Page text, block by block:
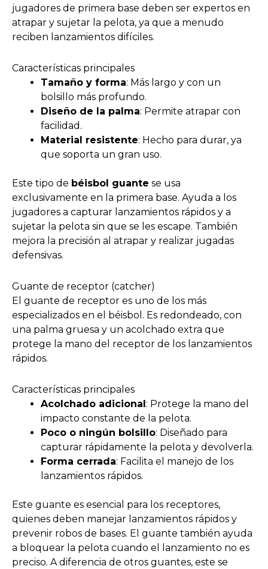
jugadores de primera base deben ser expertos en
atrapar y sujetar la pelota, ya que a menudo
reciben lanzamientos difíciles.
Características principales
Tamaño y forma: Más largo y con un
bolsillo más profundo.
Diseño de la palma: Permite atrapar con
facilidad.
Material resistente: Hecho para durar, ya
que soporta un gran uso.
Este tipo de béisbol guante se usa
exclusivamente en la primera base. Ayuda a los
jugadores a capturar lanzamientos rápidos y a
sujetar la pelota sin que se les escape. También
mejora la precisión al atrapar y realizar jugadas
defensivas.
Guante de receptor (catcher)
El guante de receptor es uno de los más
especializados en el béisbol. Es redondeado, con
una palma gruesa y un acolchado extra que
protege la mano del receptor de los lanzamientos
rápidos.
Características principales
Acolchado adicional: Protege la mano del
impacto constante de la pelota.
Poco o ningún bolsillo: Diseñado para
capturar rápidamente la pelota y devolverla.
Forma cerrada: Facilita el manejo de los
lanzamientos rápidos.
Este guante es esencial para los receptores,
quienes deben manejar lanzamientos rápidos y
prevenir robos de bases. El guante también ayuda
a bloquear la pelota cuando el lanzamiento no es
preciso. A diferencia de otros guantes, este se